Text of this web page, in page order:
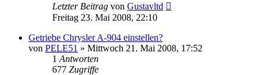
Letzter Beitrag von Gustavltd
Freitag 23. Mai 2008, 22:10
Getriebe Chrysler A-904 einstellen?
von PELE51 » Mittwoch 21. Mai 2008, 17:52
1 Antworten
677 Zugriffe